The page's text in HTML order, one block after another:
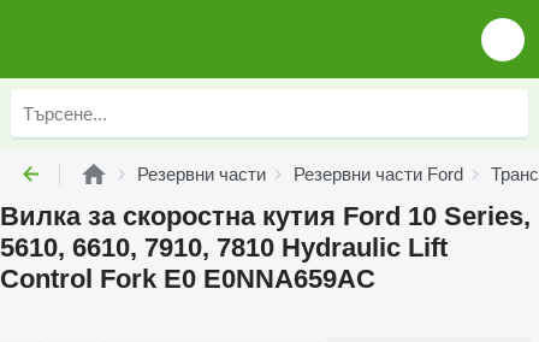
Резервни части Резервни части Ford
Вилка за скоростна кутия Ford 10 Series,
5610, 6610, 7910, 7810 Hydraulic Lift
Control Fork E0 E0NNA659AC